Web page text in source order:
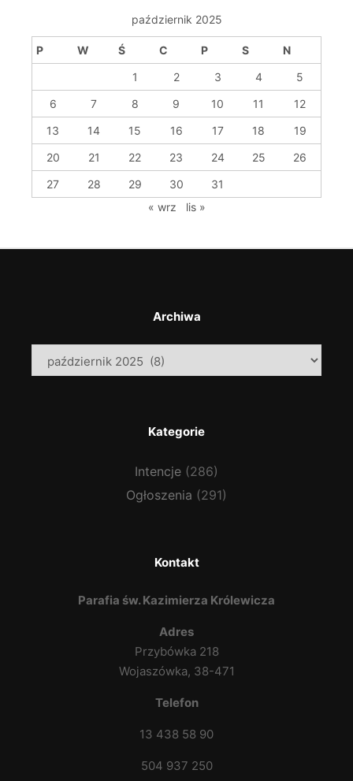
październik 2025
P W Ś C P S
N
1
2 3 4
5
6
7 8 9 10 11
12
13
14 15 16 17 18
19
20
21 22 23 24 25
26
27
28 29 30
31
« wrz
lis »
Archiwa
Archiwa
Kategorie
Intencje (286)
Ogłoszenia (291)
Kontakt
Parafia św. Kazimierza Królewicza
Adres
Przybówka 218
Wojaszówka, 38-471
Telefon
13 438 58 90
504 937 250